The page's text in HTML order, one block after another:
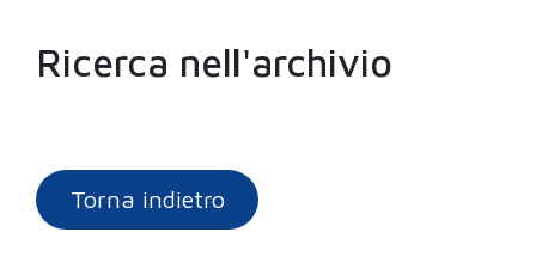
Ricerca nell'archivio
Torna indietro